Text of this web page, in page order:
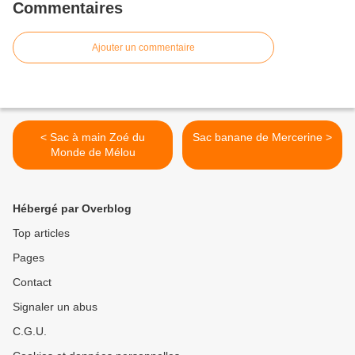
Commentaires
Ajouter un commentaire
< Sac à main Zoé du
Monde de Mélou
Sac banane de Mercerine >
Hébergé par Overblog
Top articles
Pages
Contact
Signaler un abus
C.G.U.